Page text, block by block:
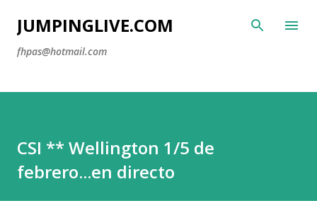
Ir al contenido principal
JUMPINGLIVE.COM
fhpas@hotmail.com
CSI ** Wellington 1/5 de
febrero...en directo